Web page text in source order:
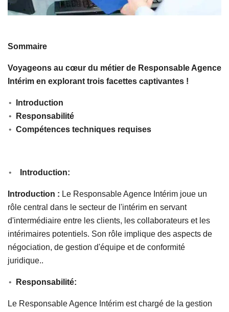
Sommaire
Voyageons au cœur du métier de Responsable Agence
Intérim en explorant trois facettes captivantes !
Introduction
Responsabilité
Compétences techniques requises
Introduction:
Introduction : Le Responsable Agence Intérim joue un
rôle central dans le secteur de l'intérim en servant
d'intermédiaire entre les clients, les collaborateurs et les
intérimaires potentiels. Son rôle implique des aspects de
négociation, de gestion d'équipe et de conformité
juridique..
Responsabilité:
Le Responsable Agence Intérim est chargé de la gestion